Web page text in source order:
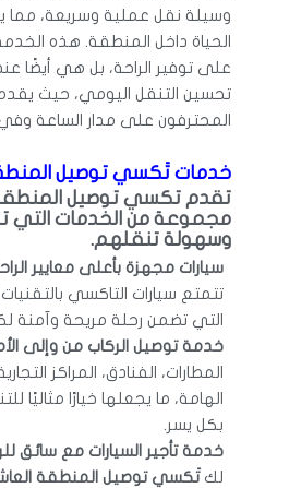
وسيلة نقل عملية وسريعة،
الحياة داخل المنطقة. هذه
على توفير الراحة، بل هي أيضًا
تحسين التنقل اليومي، حيث
المحترفون على مدار الساعة
خدمات تَكسي توصيل
تقدم تكسي توصيل
مجموعة من الخدمات التي
وسهولة تنقلهم.
سيارات مجهزة بأعلى معايير
تتمتع سيارات التاكسي
التي تضمن رحلة مريحة وآمنة
خدمة توصيل الركاب من وإلى
المطارات، الفنادق، المراكز
الهامة، ما يجعلها خيارًا مثاليًا
بكل يسر.
خدمة تأجير السيارات مع سائق
لكتَكسي توصيل المنطقة